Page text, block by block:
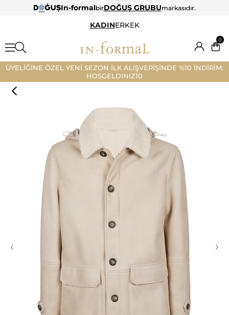
In-formalbirDOĞUŞ GRUBUmarkasıdır.
KADINERKEK
0
ÜYELİĞİNE ÖZEL YENİ SEZON İLK ALIŞVERİŞİNDE %10 İNDİRİM:
HOSGELDINIZ10
‹ ›